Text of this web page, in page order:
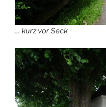
… kurz vor Seck